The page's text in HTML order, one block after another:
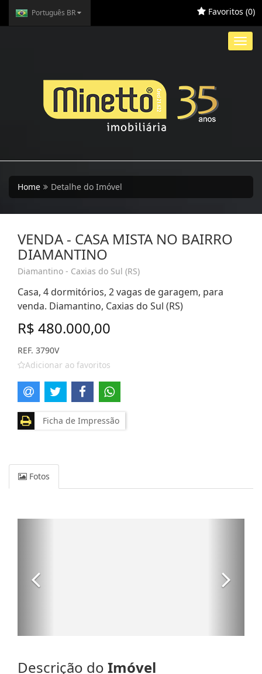
Português BR Favoritos (0)
Home Detalhe do Imóvel
VENDA - CASA MISTA NO BAIRRO
DIAMANTINO
Diamantino - Caxias do Sul (RS)
Casa, 4 dormitórios, 2 vagas de garagem, para
venda. Diamantino, Caxias do Sul (RS)
R$ 480.000,00
REF. 3790V
Adicionar ao favoritos
Ficha de Impressão
Fotos
Descrição do Imóvel